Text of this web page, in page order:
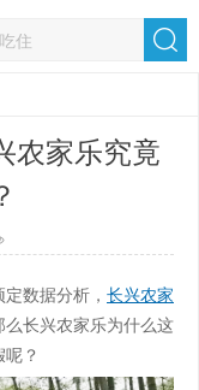
农家乐究竟
数据分析， 长兴农家
长兴农家乐为什么这
？